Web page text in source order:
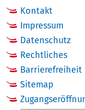
Kontakt
Impressum
Datenschutz
Rechtliches
Barrierefreiheit
Sitemap